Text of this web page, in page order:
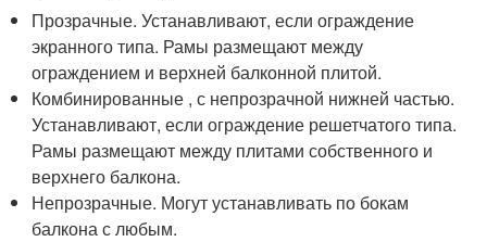
Прозрачные. Устанавливают, если ограждение
экранного типа. Рамы размещают между
ограждением и верхней балконной плитой.
Комбинированные , с непрозрачной нижней частью.
Устанавливают, если ограждение решетчатого типа.
Рамы размещают между плитами собственного и
верхнего балкона.
Непрозрачные. Могут устанавливать по бокам
балкона с любым.